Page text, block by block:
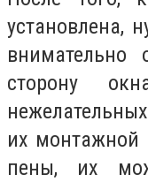
установлена,
сторону
их монтажной
пены, их